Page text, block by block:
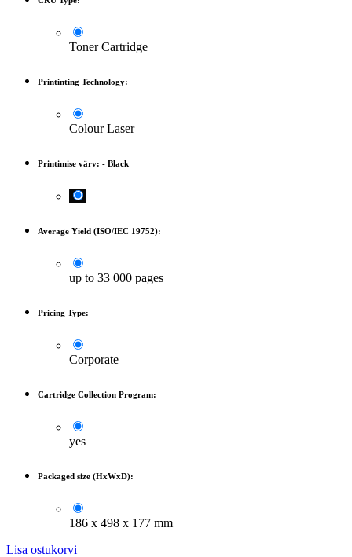
Toner Cartridge
Printinting Technology:
Colour Laser
Printimise värv: - Black
Average Yield (ISO/IEC 19752):
up to 33 000 pages
Pricing Type:
Corporate
Cartridge Collection Program:
yes
Packaged size (HxWxD):
186 x 498 x 177 mm
Lisa ostukorvi